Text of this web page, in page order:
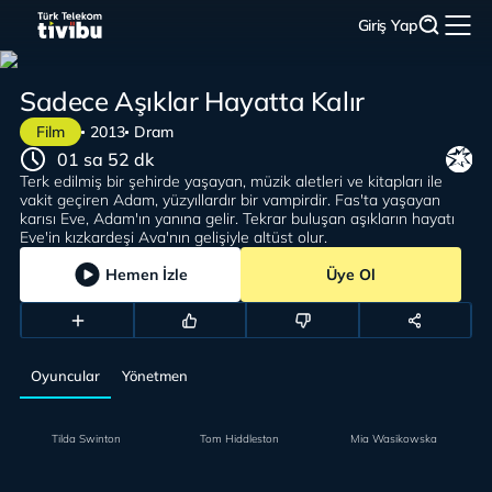
Giriş Yap
Film 2013 Dram
Sadece Aşıklar Hayatta Kalır
Terk edilmiş bir şehirde yaşayan, müzik aletleri ve kitapları ile
vakit geçiren Adam, yüzyıllardır bir vampirdir. Fas'ta yaşayan
karısı Eve, Adam'ın yanına gelir. Tekrar buluşan aşıkların hayatı
Eve'in kızkardeşi Ava'nın gelişiyle altüst olur.
01 sa 52 dk
Hemen İzle Üye Ol
Oyuncular Yönetmen
Tilda Swinton Tom Hiddleston Mia Wasikowska